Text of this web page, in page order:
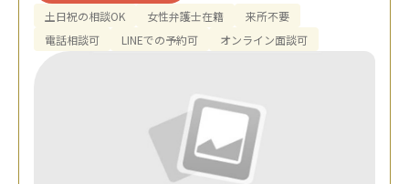
土日祝の相談OK 女性弁護士在籍
来所不要
電話相談可
LINEでの予約可 オンライン面談可